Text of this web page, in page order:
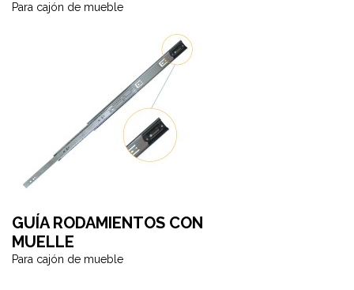
Para cajón de mueble
GUÍA RODAMIENTOS CON
MUELLE
Para cajón de mueble